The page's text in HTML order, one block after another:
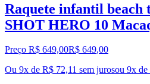
Raquete infantil beach
SHOT HERO 10
Preço R$ 649,00R$ 649,00
Ou 9x de R$ 72,11 sem jurosou 9x de